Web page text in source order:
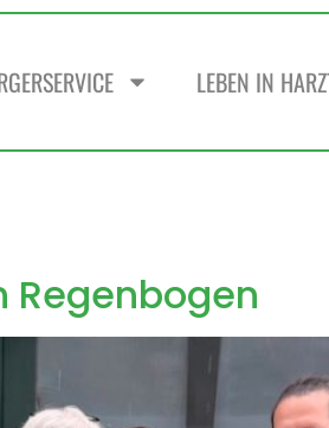
LEBEN IN